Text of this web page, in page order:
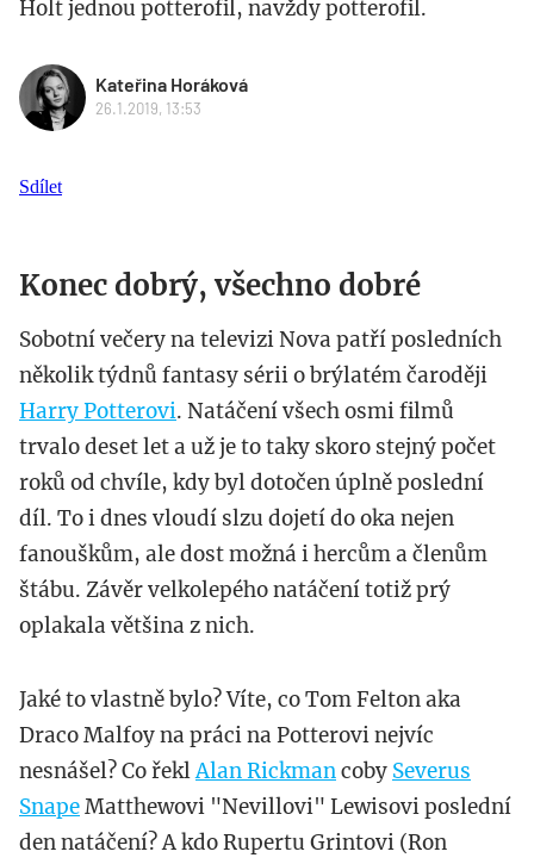
Holt jednou potterofil, navždy potterofil.
Kateřina Horáková
26.1.2019, 13:53
Sdílet
Konec dobrý, všechno dobré
Sobotní večery na televizi Nova patří posledních
několik týdnů fantasy sérii o brýlatém čaroději
Harry Potterovi. Natáčení všech osmi filmů
trvalo deset let a už je to taky skoro stejný počet
roků od chvíle, kdy byl dotočen úplně poslední
díl. To i dnes vloudí slzu dojetí do oka nejen
fanouškům, ale dost možná i hercům a členům
štábu. Závěr velkolepého natáčení totiž prý
oplakala většina z nich.
Jaké to vlastně bylo? Víte, co Tom Felton aka
Draco Malfoy na práci na Potterovi nejvíc
nesnášel? Co řeklAlan Rickmancoby Severus
SnapeMatthewovi "Nevillovi" Lewisovi poslední
den natáčení? A kdo Rupertu Grintovi (Ron